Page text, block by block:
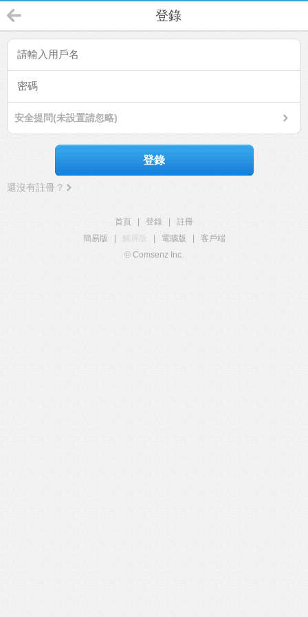
登錄
安全提問(未設置請忽略)
登錄
還沒有註冊？
首頁 登錄
註冊
簡易版
觸屏版 電腦版
客戶端
© Comsenz Inc.